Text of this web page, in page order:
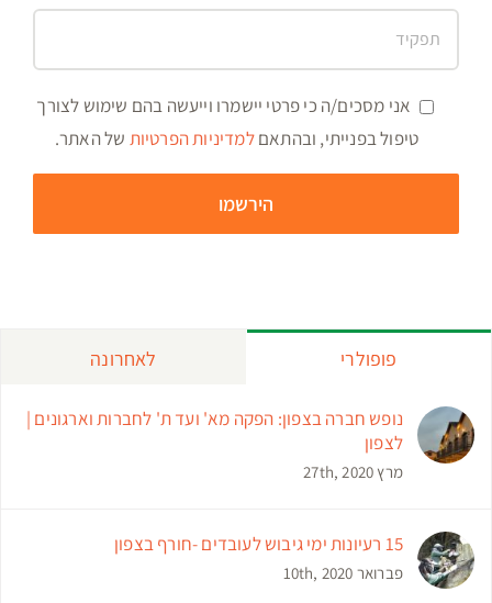
אני מסכים/ה כי פרטי יישמרו וייעשה בהם שימוש לצורך
טיפול בפנייתי, ובהתאםלמדיניות הפרטיות של האתר.
פופולרי לאחרונה
נופש חברה בצפון: הפקה מא' ועד ת' לחברות וארגונים |
לצפון
מרץ 27th, 2020
15 רעיונות ימי גיבוש לעובדים -חורף בצפון
פברואר 10th, 2020